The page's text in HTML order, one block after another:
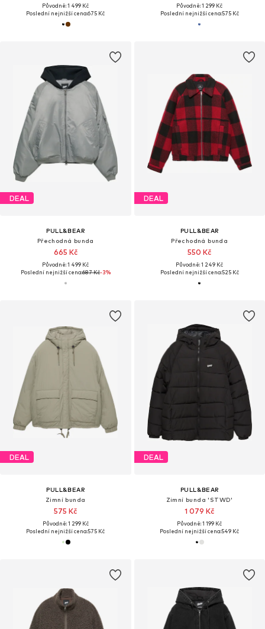
Původně: 1 499 Kč
Poslední nejnižší cena:675 Kč
Původně: 1 299 Kč
Poslední nejnižší cena:575 Kč
DEAL
PULL&BEAR
Přechodná bunda
665 Kč
Původně: 1 499 Kč
Poslední nejnižší cena:687 Kč-3%
DEAL
PULL&BEAR
Přechodná bunda
550 Kč
Původně: 1 249 Kč
Poslední nejnižší cena:525 Kč
DEAL
PULL&BEAR
Zimní bunda
575 Kč
Původně: 1 299 Kč
Poslední nejnižší cena:575 Kč
DEAL
PULL&BEAR
Zimní bunda 'STWD'
1 079 Kč
Původně: 1 199 Kč
Poslední nejnižší cena:549 Kč